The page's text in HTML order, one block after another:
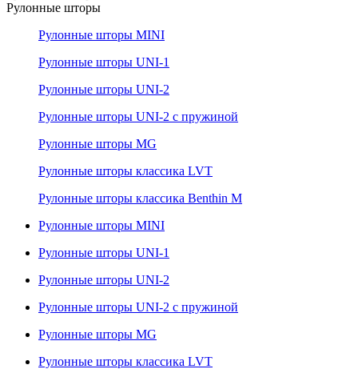
Рулонные шторы
Рулонные шторы MINI
Рулонные шторы UNI-1
Рулонные шторы UNI-2
Рулонные шторы UNI-2 с пружиной
Рулонные шторы MG
Рулонные шторы классика LVT
Рулонные шторы классика Benthin M
Рулонные шторы MINI
Рулонные шторы UNI-1
Рулонные шторы UNI-2
Рулонные шторы UNI-2 с пружиной
Рулонные шторы MG
Рулонные шторы классика LVT